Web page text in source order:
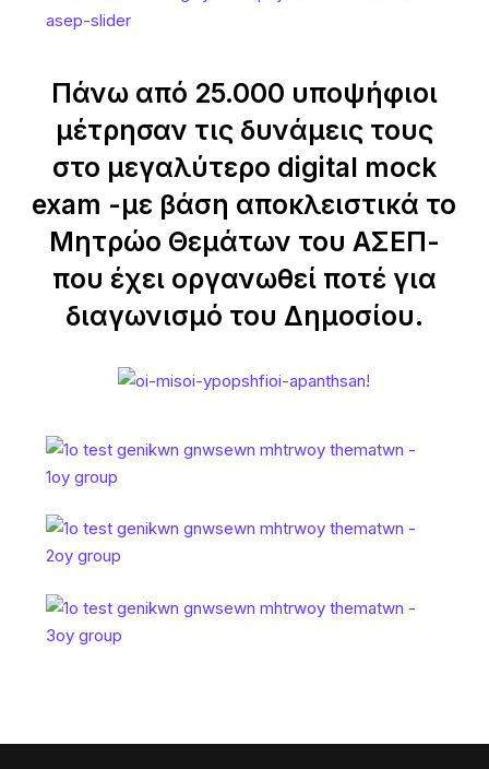
Πάνω από 25.000 υποψήφιοι
μέτρησαν τις δυνάμεις τους
στο μεγαλύτερο digital mock
exam -με βάση αποκλειστικά το
Μητρώο Θεμάτων του ΑΣΕΠ-
που έχει οργανωθεί ποτέ για
διαγωνισμό του Δημοσίου.